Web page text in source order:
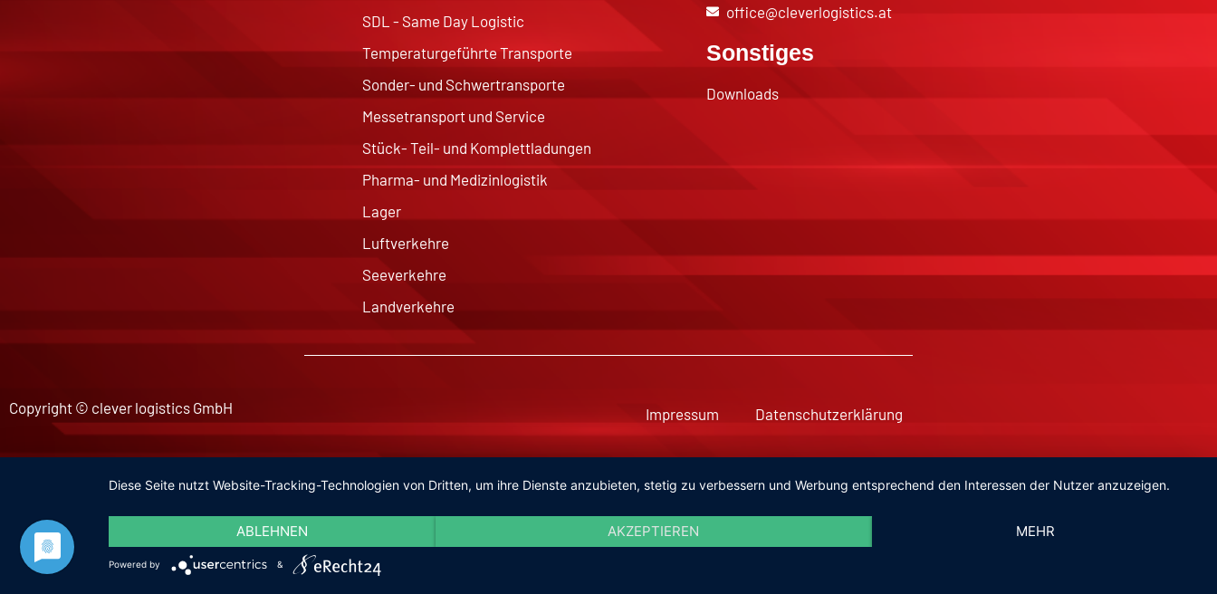
SDL - Same Day Logistic
Temperaturgeführte Transporte
Sonder- und Schwertransporte
Messetransport und Service
Stück- Teil- und Komplettladungen
Pharma- und Medizinlogistik
Lager
Luftverkehre
Seeverkehre
Landverkehre
office@cleverlogistics.at
Sonstiges
Downloads
Copyright © clever logistics GmbH Impressum Datenschutzerklärung
Diese Seite nutzt Website-Tracking-Technologien von Dritten, um ihre Dienste anzubieten, stetig zu verbessern und Werbung entsprechend den Interessen der Nutzer anzuzeigen.
ABLEHNEN AKZEPTIEREN MEHR
Powered by &